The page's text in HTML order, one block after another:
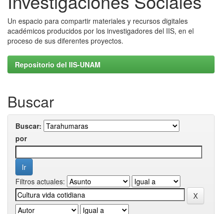
Un espacio para compartir materiales y recursos digitales
académicos producidos por los investigadores del IIS, en el
proceso de sus diferentes proyectos.
Repositorio del IIS-UNAM
Buscar
Buscar:
por
Filtros actuales: